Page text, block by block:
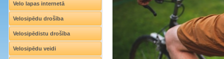
Velo lapas internetā
Velosipēdu drošība
Velosipēdistu drošība
Velosipēdu veidi